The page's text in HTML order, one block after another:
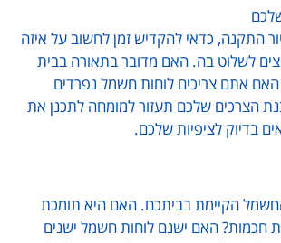
התקנה, כדאי להקדיש זמן לחשוב על איזה
לשלוט בה. האם מדובר בתאורה בבית
אתם צריכים לוחות חשמל נפרדים
הצרכים שלכם תעזור למומחה לתכנן את
בדיוק לציפיות שלכם.
הקיימת בביתכם. האם היא תומכת
חכמות? האם ישנם לוחות חשמל ישנים